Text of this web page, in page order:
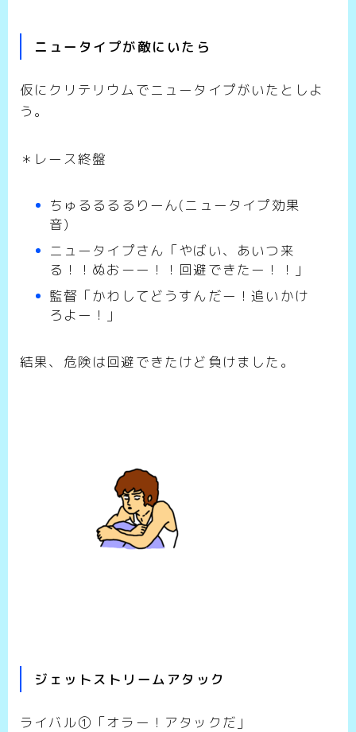
ニュータイプが敵にいたら
仮にクリテリウムでニュータイプがいたとしよ
う。
＊レース終盤
ちゅるるるるりーん(ニュータイプ効果
音)
ニュータイプさん「やばい、あいつ来
る！！ぬおーー！！回避できたー！！」
監督「かわしてどうすんだー！追いかけ
ろよー！」
結果、危険は回避できたけど負けました。
ジェットストリームアタック
ライバル①「オラー！アタックだ」